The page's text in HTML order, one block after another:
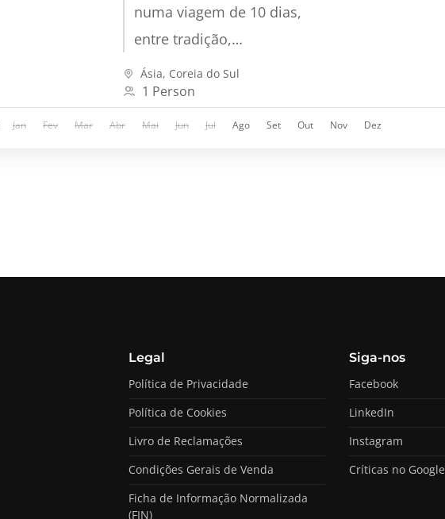
numa viagem de 10 dias,
entre tradição,
modernidade, templos e
cidades vibrantes como
Seul e Busan.
Ásia, Coreia do Sul
1 Person
Jan Fev Mar Abr Mai Jun Jul Ago Set Out Nov Dez
Legal
Política de Privacidade
Política de Cookies
Livro de Reclamações
Condições Gerais de Venda
Ficha de Informação Normalizada
(FIN)
Siga-nos
Facebook
LinkedIn
Instagram
Críticas no Google